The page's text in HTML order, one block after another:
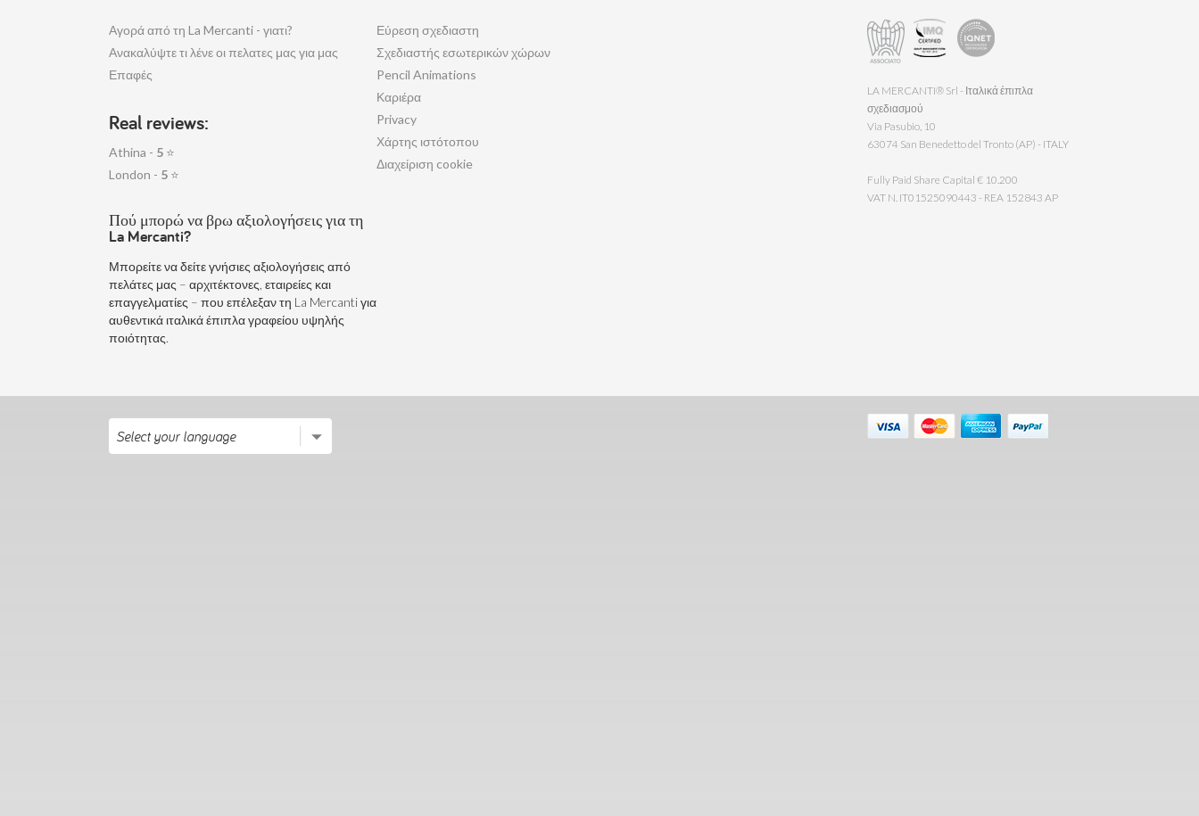
Αγορά από τη La Mercanti - γιατι?
Ανακαλύψτε τι λένε οι πελατες μας για μας
Επαφές
Real reviews:
Athina - 5 ⭐
London - 5 ⭐
Πού μπορώ να βρω αξιολογήσεις για τη
La Mercanti?
Μπορείτε να δείτε γνήσιες αξιολογήσεις από
πελάτες μας – αρχιτέκτονες, εταιρείες και
επαγγελματίες – που επέλεξαν τη La Mercanti για
αυθεντικά ιταλικά έπιπλα γραφείου υψηλής
ποιότητας.
Εύρεση σχεδιαστη
Σχεδιαστής εσωτερικών χώρων
Pencil Animations
Καριέρα
Privacy
Χάρτης ιστότοπου
Διαχείριση cookie
LA MERCANTI® Srl - Ιταλικά έπιπλα
σχεδιασμού
Via Pasubio, 10
63074 San Benedetto del Tronto (AP) - ITALY
Fully Paid Share Capital € 10.200
VAT N. IT01525090443 - REA 152843 AP